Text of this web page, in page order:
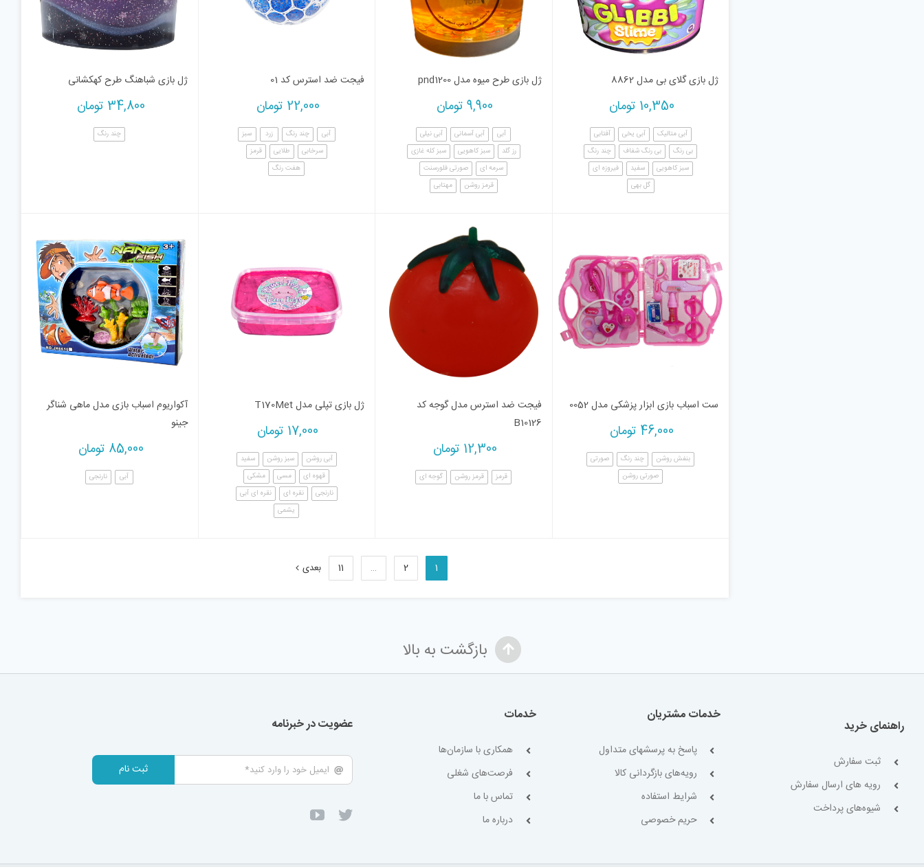
ژل بازی گلای بی مدل 8862
10,350 تومان
آبی متالیک آبی یخی
آفتابی
بی رنگ
بی رنگ شفاف
چند رنگ
سبز کاهویی
سفید
فیروزه ای
گل بهی
ژل بازی طرح میوه مدل pnd1200
9,900 تومان
آبی آبی آسمانی
آبی نیلی
رز گلد
سبز کاهویی
سبز کله غازی
سرمه ای
صورتی فلورسنت
قرمز روشن
مهتابی
فیجت ضد استرس کد 01
22,000 تومان
آبی چند رنگ زرد
سبز
سرخابی
طلایی
قرمز
هفت رنگ
ژل بازی شباهنگ طرح کهکشانی
34,800 تومان
چند رنگ
ست اسباب بازی ابزار پزشکی مدل 0052
46,000 تومان
بنفش روشن چند رنگ
صورتی
صورتی روشن
فیجت ضد استرس مدل گوجه کد
B10126
12,300 تومان
قرمز قرمز روشن گوجه ای
ژل بازی تپلی مدل T170Met
17,000 تومان
آبی روشن سبز روشن
سفید
قهوه ای
مسی
مشکی
نارنجی
نقره ای
نقره ای آبی
یشمی
آکواریوم اسباب بازی مدل ماهی شناگر
جینو
85,000 تومان
آبی نارنجی
1
2
…
11 بعدی
بازگشت به بالا
راهنمای خرید
ثبت سفارش
رویه های ارسال سفارش
شیوه‌های پرداخت
خدمات مشتریان
پاسخ به پرسشهای متداول
رویه‌های بازگردانی کالا
شرایط استفاده
حریم خصوصی
خدمات
همکاری با سازمان‌ها
فرصت‌های شغلی
تماس با ما
درباره ما
عضویت در خبرنامه
ثبت نام